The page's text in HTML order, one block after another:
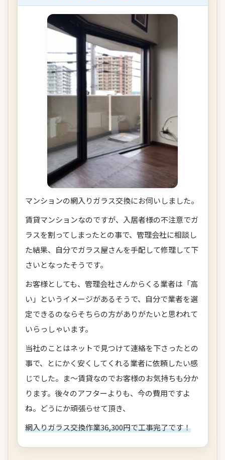
マンションの網入りガラス交換にお伺いしました。
賃貸マンションなのですが、入居者様の不注意でガ
ラスを割ってしまったとの事で、管理会社に相談し
た結果、自分でガラス屋さんを手配して修理して下
さいとなったそうです。
お客様としても、管理会社さんからくる業者は「高
い」というイメージがあるそうで、自分で業者を選
定できるのならそちらの方がありがたいと思われて
いらっしゃいます。
当社のことはネットで見つけて連絡を下さったとの
事で、とにかく安くしてくれる業者に依頼したい感
じでした。ま～賃貸なのでお客様のお気持ちも分か
ります。後々のアフターよりも、今の費用ですよ
ね。どうにか頑張らせて頂き、
網入りガラス交換作業36,300円で工事完了です！